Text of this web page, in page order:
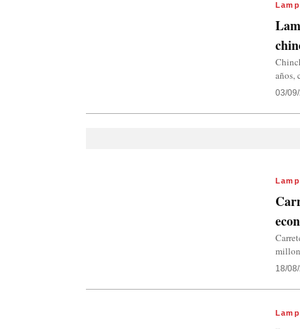
años,
03/
18/